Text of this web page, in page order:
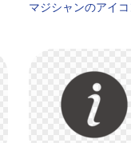
マジシャンのアイコ